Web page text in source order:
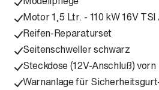
Motor 1,5 Ltr. - 110 kW 16V TSI
Reifen-Reparaturset
Seitenschweller schwarz
Steckdose (12V-Anschluß) vorn
Warnanlage für